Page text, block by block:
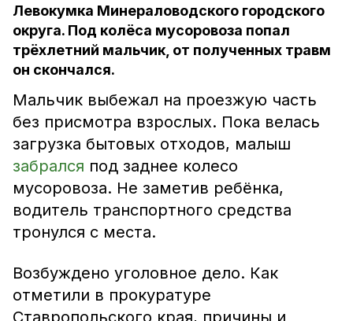
Левокумка Минераловодского городского
округа. Под колёса мусоровоза попал
трёхлетний мальчик, от полученных травм
он скончался.
Мальчик выбежал на проезжую часть
без присмотра взрослых. Пока велась
загрузка бытовых отходов, малыш
забрался под заднее колесо
мусоровоза. Не заметив ребёнка,
водитель транспортного средства
тронулся с места.
Возбуждено уголовное дело. Как
отметили в прокуратуре
Ставропольского края, причины и